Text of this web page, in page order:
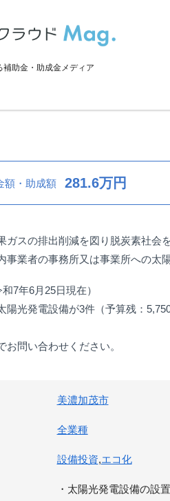
補助金・助成金メディア
額・助成額 281.6万円
ガスの排出削減を図り脱炭素社会
事業者の事務所又は事業所への太
7年6月25日現在）
陽光発電設備が3件（予算残：
お問い合わせください。
美濃加茂市
全業種
設備投資,エコ化
・太陽光発電設備の設